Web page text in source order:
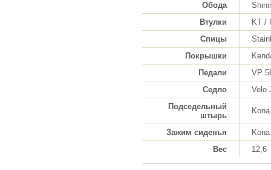
Обода
Втулки
KT /
Спицы
Покрышки
Педали
VP
Седло
Velo
Подседельный
штырь
Зажим сиденья
Вес
12,6